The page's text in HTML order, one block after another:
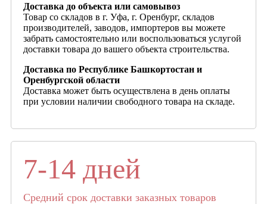
Доставка до объекта или самовывоз
Товар со складов в г. Уфа, г. Оренбург, складов
производителей, заводов, импортеров вы можете
забрать самостоятельно или воспользоваться услугой
доставки товара до вашего объекта строительства.
Доставка по Республике Башкортостан и
Оренбургской области
Доставка может быть осуществлена в день оплаты
при условии наличии свободного товара на складе.
7-14 дней
Средний срок доставки заказных товаров